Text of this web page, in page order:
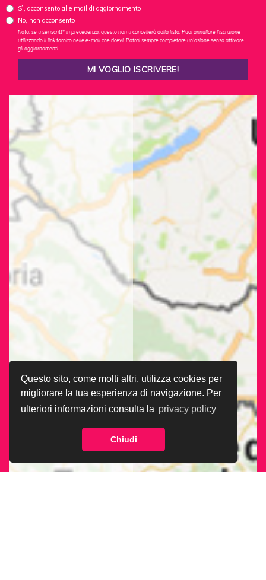
Questo sito, come molti altri, utilizza cookies per
migliorare la tua esperienza di navigazione. Per
ulteriori informazioni consulta la privacy policy
Chiudi
Sì, acconsento alle mail di aggiornamento
No, non acconsento
Nota: se ti sei iscritt* in precedenza, questo non ti cancellerà dalla lista. Puoi annullare l'iscrizione
utilizzando il link fornito nelle e-mail che ricevi. Potrai sempre completare un'azione senza attivare
gli aggiornamenti.